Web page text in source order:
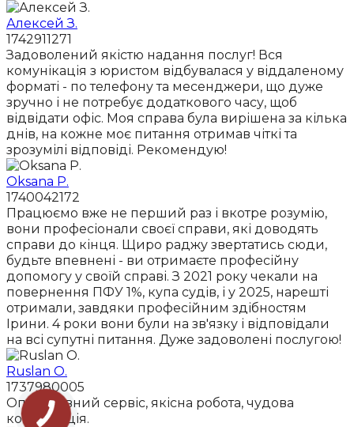
Алексей З.
1742911271
Задоволений якістю надання послуг! Вся
комунікація з юристом відбувалася у віддаленому
форматі - по телефону та месенджери, що дуже
зручно і не потребує додаткового часу, щоб
відвідати офіс. Моя справа була вирішена за кілька
днів, на кожне моє питання отримав чіткі та
зрозумілі відповіді. Рекомендую!
Oksana P.
1740042172
Працюємо вже не перший раз і вкотре розумію,
вони професіонали своєї справи, які доводять
справи до кінця. Щиро раджу звертатись сюди,
будьте впевнені - ви отримаєте професійну
допомогу у своїй справі. З 2021 року чекали на
повернення ПФУ 1%, купа судів, і у 2025, нарешті
отримали, завдяки професійним здібностям
Ірини. 4 роки вони були на зв'язку і відповідали
на всі супутні питання. Дуже задоволені послугою!
Ruslan O.
1737980005
Оперативний сервіс, якісна робота, чудова
комунікація.